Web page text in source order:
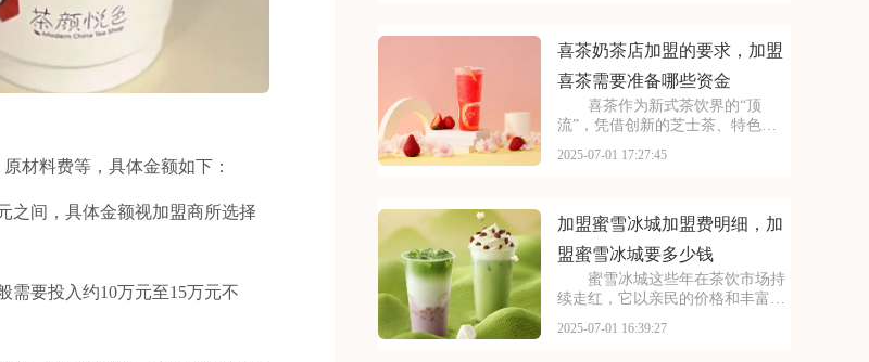
材料费等，具体金额如下：
间，具体金额视加盟商所选择
要投入约10万元至15万元不
启自己的创业之路。那么
喜茶奶茶店加盟的要求，加盟
喜茶需要准备哪些资金
喜茶作为新式茶饮界的“顶
流”，凭借创新的芝士茶、特色果
数。不少投资者都在关注这个品
加盟的要求，加盟喜茶需要
2025-07-01 17:27:45
加盟蜜雪冰城加盟费明细，加
盟蜜雪冰城要多少钱
蜜雪冰城这些年在茶饮市场持
续走红，它以亲民的价格和丰富的
如此火爆的生意和强大的品牌扩张
2025-07-01 16:39:27